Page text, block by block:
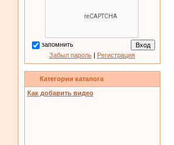
запомнить
Забыл пароль | Регистрация
Категории каталога
Как добавить видео